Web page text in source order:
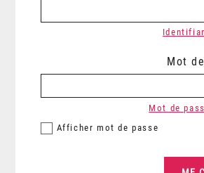
Mot
Afficher mot de passe
Mot de